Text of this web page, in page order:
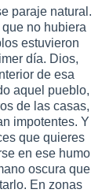
paraje natural.
no hubiera
estuvieron
día. Dios,
de esa
aquel pueblo,
de las casas,
impotentes. Y
que quieres
en ese humo
oscura que
En zonas